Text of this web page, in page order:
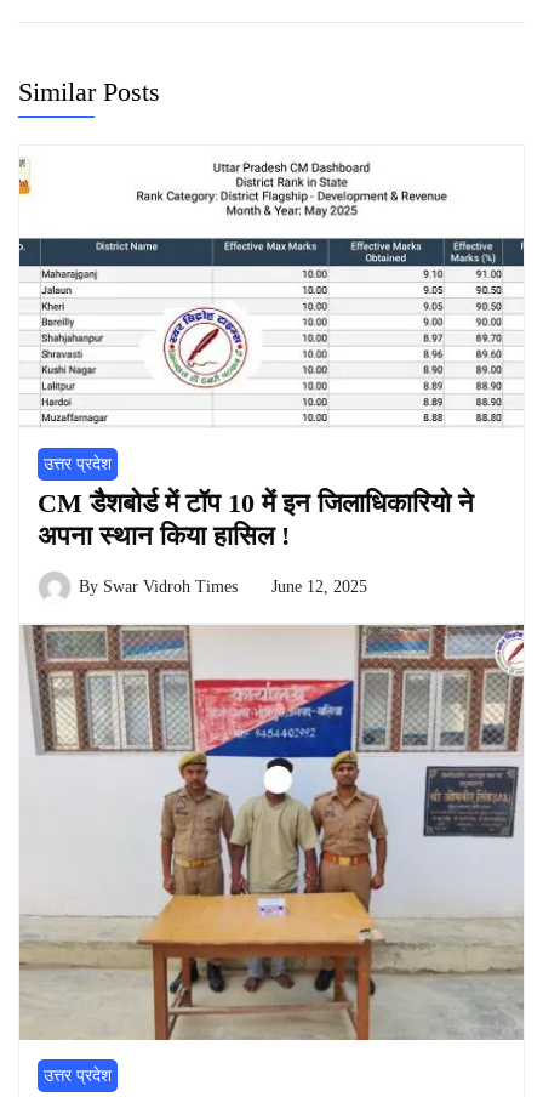
Similar Posts
उत्तर प्रदेश
CM डैशबोर्ड में टॉप 10 में इन जिलाधिकारियो ने
अपना स्थान किया हासिल !
By Swar Vidroh Times June 12, 2025
उत्तर प्रदेश